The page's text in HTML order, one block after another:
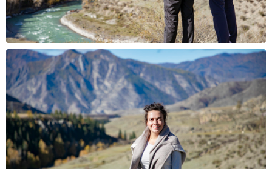
Подпишитесь, чтобы получать
анонсы предстоящих
путешествий
в числе первых
Даюсогласие на обработку персональных данныхв
соответствии сполитикой конфиденциальности, а
также принимаюпользовательское соглашение